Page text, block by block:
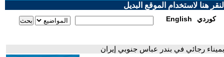
هنا لاستخدام الموقع البديل
English كوردي